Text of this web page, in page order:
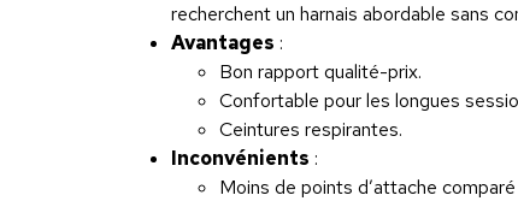
recherchent un harnais abordable sans
Avantages :
Bon rapport qualité-prix.
Confortable pour les longues
Ceintures respirantes.
Inconvénients :
Moins de points d’attache